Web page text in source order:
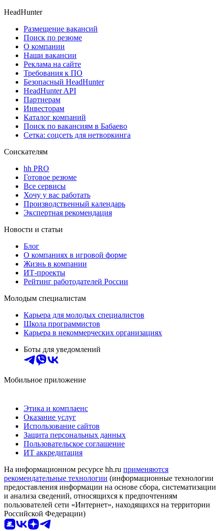
HeadHunter
Размещение вакансий
Поиск по резюме
О компании
Наши вакансии
Реклама на сайте
Требования к ПО
Безопасный HeadHunter
HeadHunter API
Партнерам
Инвесторам
Каталог компаний
Поиск по вакансиям в Бабаево
Сетка: соцсеть для нетворкинга
Соискателям
hh PRO
Готовое резюме
Все сервисы
Хочу у вас работать
Производственный календарь
Экспертная рекомендация
Новости и статьи
Блог
О компаниях в игровой форме
Жизнь в компании
ИТ-проекты
Рейтинг работодателей России
Молодым специалистам
Карьера для молодых специалистов
Школа программистов
Карьера в некоммерческих организациях
Боты для уведомлений
Мобильное приложение
Этика и комплаенс
Оказание услуг
Использование сайтов
Защита персональных данных
Пользовательское соглашение
ИТ аккредитация
На информационном ресурсе hh.ru применяются
рекомендательные технологии (информационные технологии
предоставления информации на основе сбора, систематизации
и анализа сведений, относящихся к предпочтениям
пользователей сети «Интернет», находящихся на территории
Российской Федерации)